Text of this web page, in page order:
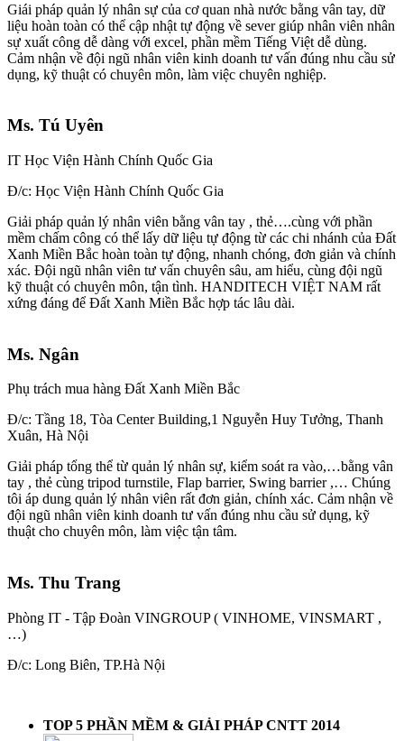
Giái pháp quản lý nhân sự của cơ quan nhà nước bằng vân tay, dữ
liệu hoàn toàn có thể cập nhật tự động về sever giúp nhân viên nhân
sự xuất công dễ dàng với excel, phần mềm Tiếng Việt dễ dùng.
Cảm nhận về đội ngũ nhân viên kinh doanh tư vấn đúng nhu cầu sử
dụng, kỹ thuật có chuyên môn, làm việc chuyên nghiệp.
Ms. Tú Uyên
IT Học Viện Hành Chính Quốc Gia
Đ/c: Học Viện Hành Chính Quốc Gia
Giải pháp quản lý nhân viên bằng vân tay , thẻ….cùng với phần
mềm chấm công có thể lấy dữ liệu tự động từ các chi nhánh của Đất
Xanh Miền Bắc hoàn toàn tự động, nhanh chóng, đơn giản và chính
xác. Đội ngũ nhân viên tư vấn chuyên sâu, am hiểu, cùng đội ngũ
kỹ thuật có chuyên môn, tận tình. HANDITECH VIỆT NAM rất
xứng đáng để Đất Xanh Miền Bắc hợp tác lâu dài.
Ms. Ngân
Phụ trách mua hàng Đất Xanh Miền Bắc
Đ/c: Tầng 18, Tòa Center Building,1 Nguyễn Huy Tưởng, Thanh
Xuân, Hà Nội
Giải pháp tổng thể từ quản lý nhân sự, kiểm soát ra vào,…bằng vân
tay , thẻ cùng tripod turnstile, Flap barrier, Swing barrier ,… Chúng
tôi áp dung quản lý nhân viên rất đơn giản, chính xác. Cảm nhận về
đội ngũ nhân viên kinh doanh tư vấn đúng nhu cầu sử dụng, kỹ
thuật cho chuyên môn, làm việc tận tâm.
Ms. Thu Trang
Phòng IT - Tập Đoàn VINGROUP ( VINHOME, VINSMART ,
…)
Đ/c: Long Biên, TP.Hà Nội
TOP 5 PHẦN MỀM & GIẢI PHÁP CNTT 2014